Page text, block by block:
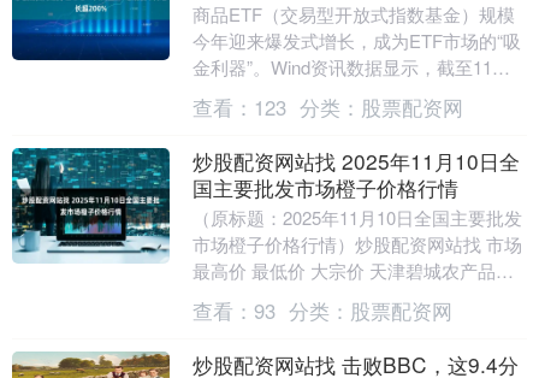
商品ETF（交易型开放式指数基金）规模
今年迎来爆发式增长，成为ETF市场的“吸
金利器”。Wind资讯数据显示，截至11月
14日，今年以来炒股配资网站找，全市场
1....
查看： 123 分类： 股票配资网
炒股配资网站找 2025年11月10日全
国主要批发市场橙子价格行情
（原标题：2025年11月10日全国主要批发
市场橙子价格行情）炒股配资网站找 市场
最高价 最低价 大宗价 天津碧城农产品批
发市场 7.00 2.80 4.90....
查看： 93 分类： 股票配资网
炒股配资网站找 击败BBC，这9.4分